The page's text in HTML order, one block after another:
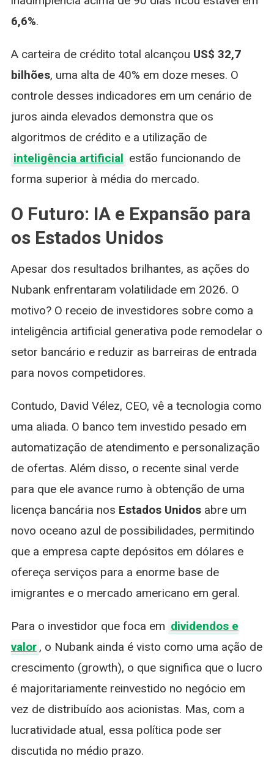
6,6%.
A carteira de crédito total alcançou US$ 32,7
bilhões, uma alta de 40% em doze meses. O
controle desses indicadores em um cenário de
juros ainda elevados demonstra que os
algoritmos de crédito e a utilização de
inteligência artificial estão funcionando de
forma superior à média do mercado.
O Futuro: IA e Expansão para
os Estados Unidos
Apesar dos resultados brilhantes, as ações do
Nubank enfrentaram volatilidade em 2026. O
motivo? O receio de investidores sobre como a
inteligência artificial generativa pode remodelar o
setor bancário e reduzir as barreiras de entrada
para novos competidores.
Contudo, David Vélez, CEO, vê a tecnologia como
uma aliada. O banco tem investido pesado em
automatização de atendimento e personalização
de ofertas. Além disso, o recente sinal verde
para que ele avance rumo à obtenção de uma
licença bancária nos Estados Unidosabre um
novo oceano azul de possibilidades, permitindo
que a empresa capte depósitos em dólares e
ofereça serviços para a enorme base de
imigrantes e o mercado americano em geral.
Para o investidor que foca em dividendos e
valor , o Nubank ainda é visto como uma ação de
crescimento (growth), o que significa que o lucro
é majoritariamente reinvestido no negócio em
vez de distribuído aos acionistas. Mas, com a
lucratividade atual, essa política pode ser
discutida no médio prazo.